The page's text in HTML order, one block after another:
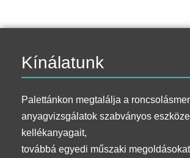
Kínálatunk
Palettánkon megtalálja a
anyagvizsgálatok szabványos
kellékanyagait,
továbbá egyedi műszaki